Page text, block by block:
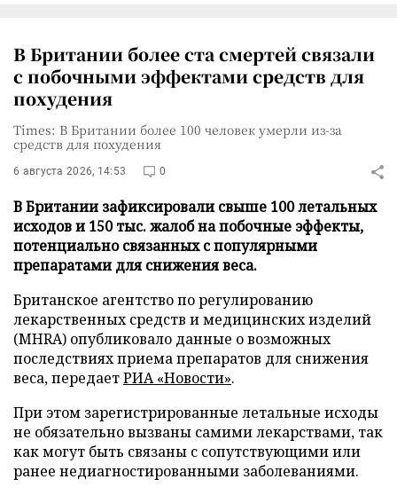
В Британии более ста смертей связали
с побочными эффектами средств для
похудения
Times: В Британии более 100 человек умерли из-за
средств для похудения
6 августа 2026, 14:53 0
В Британии зафиксировали свыше 100 летальных
исходов и 150 тыс. жалоб на побочные эффекты,
потенциально связанных с популярными
препаратами для снижения веса.
Британское агентство по регулированию
лекарственных средств и медицинских изделий
(MHRA) опубликовало данные о возможных
последствиях приема препаратов для снижения
веса, передаетРИА «Новости».
При этом зарегистрированные летальные исходы
не обязательно вызваны самими лекарствами, так
как могут быть связаны с сопутствующими или
ранее недиагностированными заболеваниями.